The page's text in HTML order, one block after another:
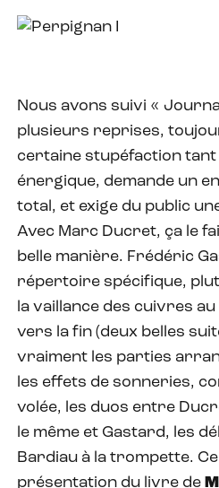
Nous avons suivi «
plusieurs reprises,
certaine stupéfaction
énergique, demande un
total, et exige du public
Avec Marc Ducret, ça le
belle manière. Frédéric
répertoire spécifique,
la vaillance des cuivres
vers la fin (deux belles
vraiment les parties
les effets de sonneries,
volée, les duos entre
le même et Gastard, les
Bardiau à la trompette.
présentation du livre de